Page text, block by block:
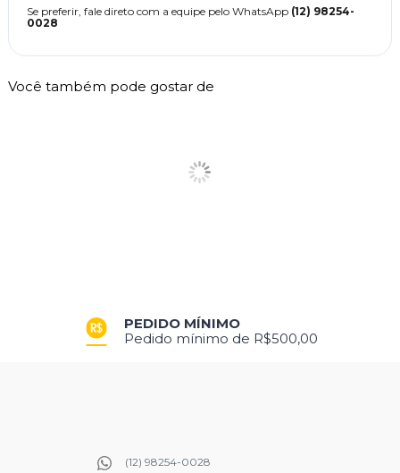
Se preferir, fale direto com a equipe pelo WhatsApp (12) 98254-
0028
Você também pode gostar de
PEDIDO MÍNIMO
Pedido mínimo de R$500,00
(12) 98254-0028